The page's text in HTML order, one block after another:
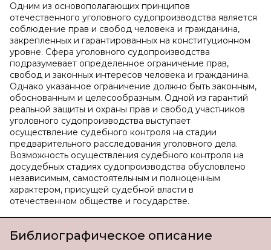
Одним из основополагающих принципов
отечественного уголовного судопроизводства является
соблюдение прав и свобод человека и гражданина,
закрепленных и гарантированных на конституционном
уровне. Сфера уголовного судопроизводства
подразумевает определенное ограничение прав,
свобод и законных интересов человека и гражданина.
Однако указанное ограничение должно быть законным,
обоснованным и целесообразным. Одной из гарантий
реальной защиты и охраны прав и свобод участников
уголовного судопроизводства выступает
осуществление судебного контроля на стадии
предварительного расследования уголовного дела.
Возможность осуществления судебного контроля на
досудебных стадиях судопроизводства обусловлено
независимым, самостоятельным и полноценным
характером, присущей судебной власти в
отечественном обществе и государстве.
Библиографическое описание